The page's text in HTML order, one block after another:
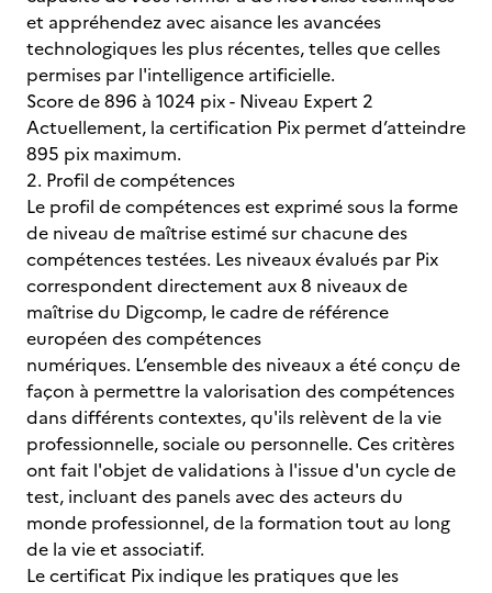
et appréhendez avec aisance les avancées
technologiques les plus récentes, telles que celles
permises par l'intelligence artificielle.
Score de 896 à 1024 pix - Niveau Expert 2
Actuellement, la certification Pix permet d’atteindre
895 pix maximum.
2. Profil de compétences
Le profil de compétences est exprimé sous la forme
de niveau de maîtrise estimé sur chacune des
compétences testées. Les niveaux évalués par Pix
correspondent directement aux 8 niveaux de
maîtrise du Digcomp, le cadre de référence
européen des compétences
numériques. L’ensemble des niveaux a été conçu de
façon à permettre la valorisation des compétences
dans différents contextes, qu'ils relèvent de la vie
professionnelle, sociale ou personnelle. Ces critères
ont fait l'objet de validations à l'issue d'un cycle de
test, incluant des panels avec des acteurs du
monde professionnel, de la formation tout au long
de la vie et associatif.
Le certificat Pix indique les pratiques que les